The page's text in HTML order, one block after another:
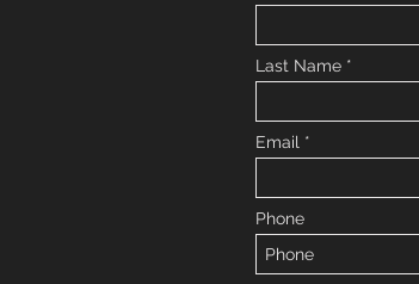
Last Name
Email
Phone